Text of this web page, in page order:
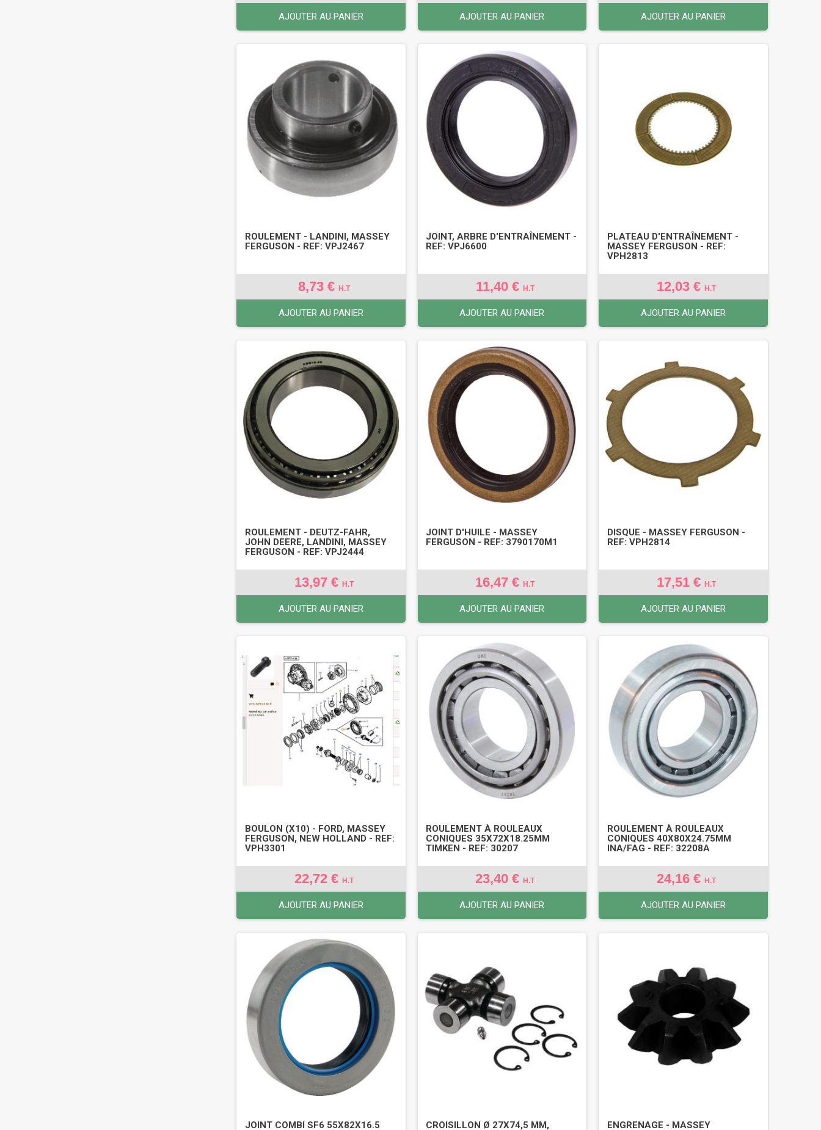
AJOUTER AU PANIER AJOUTER AU PANIER AJOUTER AU PANIER
ROULEMENT - LANDINI, MASSEY
FERGUSON - REF: VPJ2467
8,73 € H.T
AJOUTER AU PANIER
JOINT, ARBRE D'ENTRAÎNEMENT -
REF: VPJ6600
11,40 € H.T
AJOUTER AU PANIER
PLATEAU D'ENTRAÎNEMENT -
MASSEY FERGUSON - REF:
VPH2813
12,03 €H.T
AJOUTER AU PANIER
ROULEMENT - DEUTZ-FAHR,
JOHN DEERE, LANDINI, MASSEY
FERGUSON - REF: VPJ2444
13,97 € H.T
AJOUTER AU PANIER
JOINT D'HUILE - MASSEY
FERGUSON - REF: 3790170M1
16,47 €H.T
AJOUTER AU PANIER
DISQUE - MASSEY FERGUSON -
REF: VPH2814
17,51 €H.T
AJOUTER AU PANIER
BOULON (X10) - FORD, MASSEY
FERGUSON, NEW HOLLAND - REF:
VPH3301
22,72 € H.T
AJOUTER AU PANIER
ROULEMENT À ROULEAUX
CONIQUES 35X72X18.25MM
TIMKEN - REF: 30207
23,40 €H.T
AJOUTER AU PANIER
ROULEMENT À ROULEAUX
CONIQUES 40X80X24.75MM
INA/FAG - REF: 32208A
24,16 €H.T
AJOUTER AU PANIER
JOINT COMBI SF6 55X82X16.5
CROISILLON Ø 27X74,5 MM,
ENGRENAGE - MASSEY